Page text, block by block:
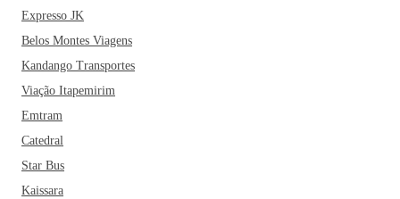
Expresso JK
Belos Montes Viagens
Kandango Transportes
Viação Itapemirim
Emtram
Catedral
Star Bus
Kaissara